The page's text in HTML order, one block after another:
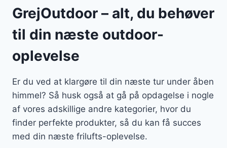
GrejOutdoor – alt, du behøver
til din næste outdoor-
oplevelse
Er du ved at klargøre til din næste tur under åben
himmel? Så husk også at gå på opdagelse i nogle
af vores adskillige andre kategorier, hvor du
finder perfekte produkter, så du kan få succes
med din næste frilufts-oplevelse.